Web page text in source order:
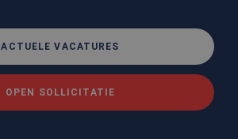
ACTUELE VACATURES
OPEN SOLLICITATIE